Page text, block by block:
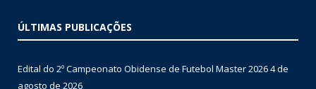
ÚLTIMAS PUBLICAÇÕES
Edital do 2º Campeonato Obidense de Futebol Master 20264 de
agosto de 2026